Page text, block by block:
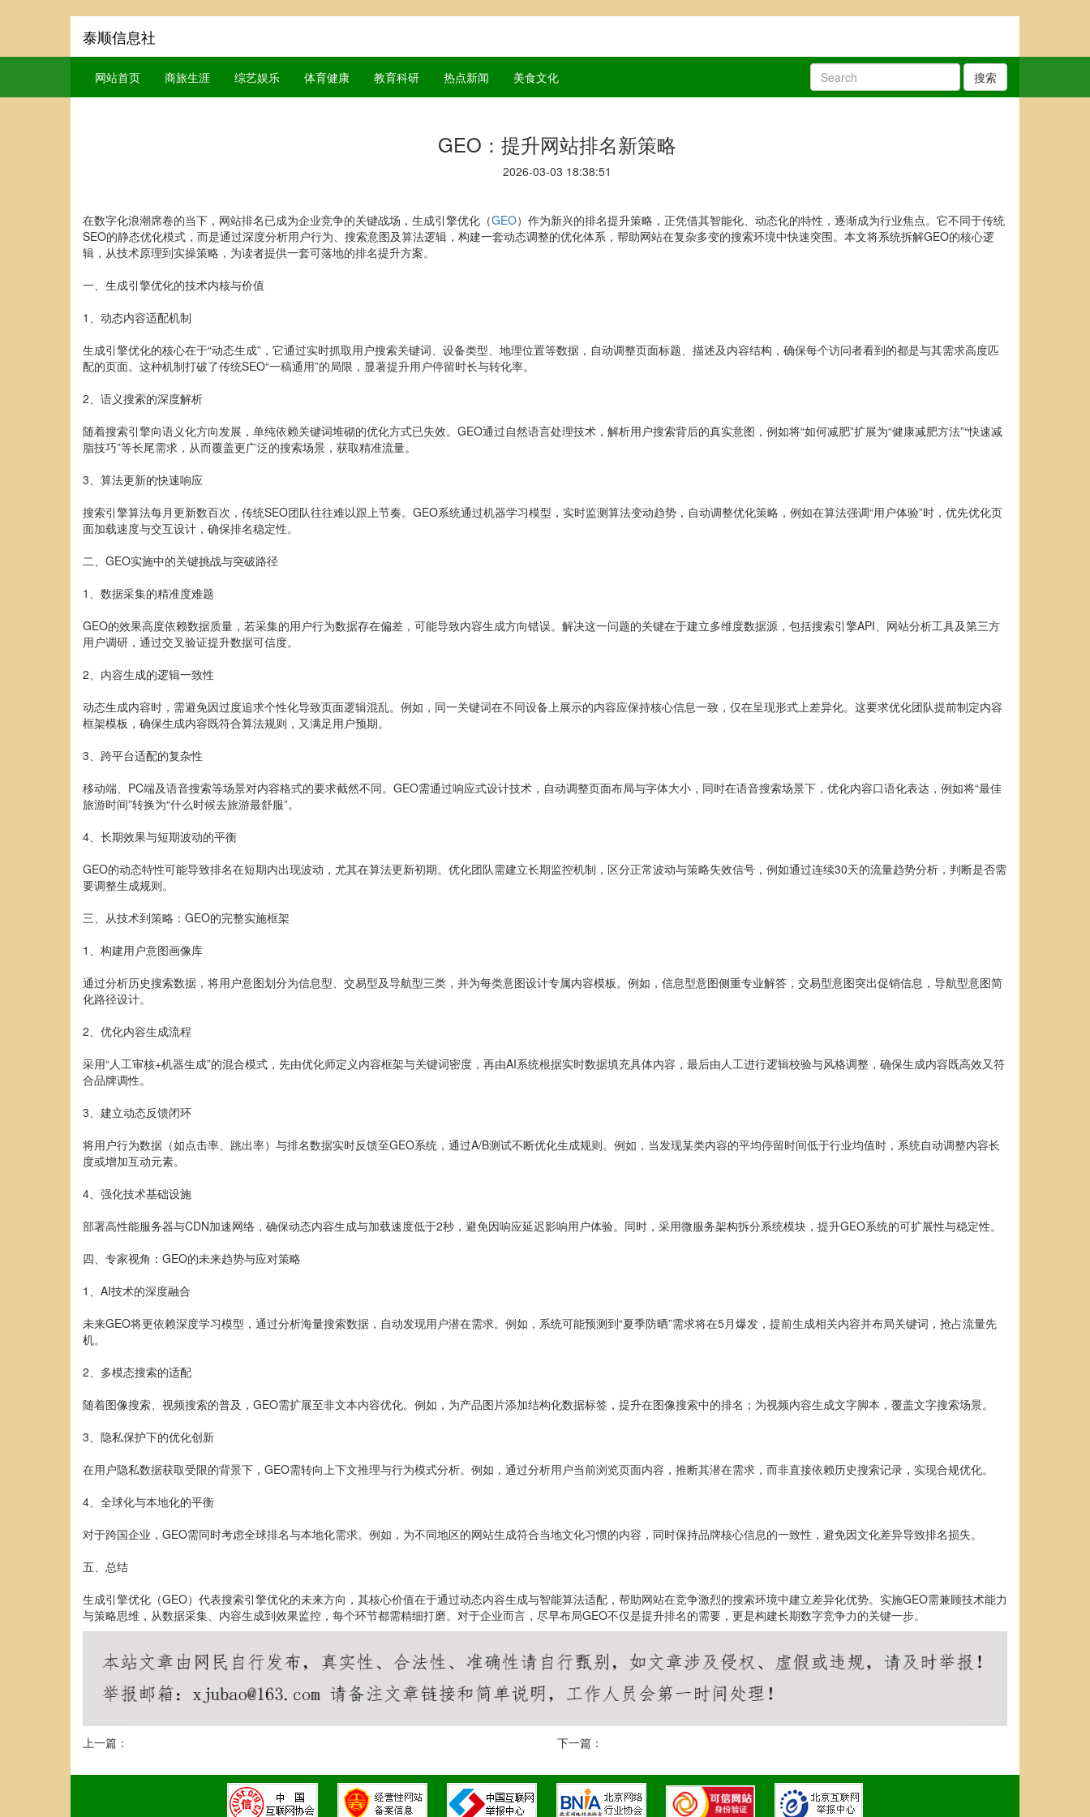
泰顺信息社
网站首页 商旅生涯 综艺娱乐 体育健康 教育科研 热点新闻 美食文化 搜索
GEO：提升网站排名新策略
2026-03-03 18:38:51
在数字化浪潮席卷的当下，网站排名已成为企业竞争的关键战场，生成引擎优化（GEO）作为新兴的排名提升策略，正凭借其智能化、动态化的特性，逐渐成为行业焦点。它不同于传统
SEO的静态优化模式，而是通过深度分析用户行为、搜索意图及算法逻辑，构建一套动态调整的优化体系，帮助网站在复杂多变的搜索环境中快速突围。本文将系统拆解GEO的核心逻
辑，从技术原理到实操策略，为读者提供一套可落地的排名提升方案。
一、生成引擎优化的技术内核与价值
1、动态内容适配机制
生成引擎优化的核心在于“动态生成”，它通过实时抓取用户搜索关键词、设备类型、地理位置等数据，自动调整页面标题、描述及内容结构，确保每个访问者看到的都是与其需求高度匹
配的页面。这种机制打破了传统SEO“一稿通用”的局限，显著提升用户停留时长与转化率。
2、语义搜索的深度解析
随着搜索引擎向语义化方向发展，单纯依赖关键词堆砌的优化方式已失效。GEO通过自然语言处理技术，解析用户搜索背后的真实意图，例如将“如何减肥”扩展为“健康减肥方法”“快速减
脂技巧”等长尾需求，从而覆盖更广泛的搜索场景，获取精准流量。
3、算法更新的快速响应
搜索引擎算法每月更新数百次，传统SEO团队往往难以跟上节奏。GEO系统通过机器学习模型，实时监测算法变动趋势，自动调整优化策略，例如在算法强调“用户体验”时，优先优化页
面加载速度与交互设计，确保排名稳定性。
二、GEO实施中的关键挑战与突破路径
1、数据采集的精准度难题
GEO的效果高度依赖数据质量，若采集的用户行为数据存在偏差，可能导致内容生成方向错误。解决这一问题的关键在于建立多维度数据源，包括搜索引擎API、网站分析工具及第三方
用户调研，通过交叉验证提升数据可信度。
2、内容生成的逻辑一致性
动态生成内容时，需避免因过度追求个性化导致页面逻辑混乱。例如，同一关键词在不同设备上展示的内容应保持核心信息一致，仅在呈现形式上差异化。这要求优化团队提前制定内容
框架模板，确保生成内容既符合算法规则，又满足用户预期。
3、跨平台适配的复杂性
移动端、PC端及语音搜索等场景对内容格式的要求截然不同。GEO需通过响应式设计技术，自动调整页面布局与字体大小，同时在语音搜索场景下，优化内容口语化表达，例如将“最佳
旅游时间”转换为“什么时候去旅游最舒服”。
4、长期效果与短期波动的平衡
GEO的动态特性可能导致排名在短期内出现波动，尤其在算法更新初期。优化团队需建立长期监控机制，区分正常波动与策略失效信号，例如通过连续30天的流量趋势分析，判断是否需
要调整生成规则。
三、从技术到策略：GEO的完整实施框架
1、构建用户意图画像库
通过分析历史搜索数据，将用户意图划分为信息型、交易型及导航型三类，并为每类意图设计专属内容模板。例如，信息型意图侧重专业解答，交易型意图突出促销信息，导航型意图简
化路径设计。
2、优化内容生成流程
采用“人工审核+机器生成”的混合模式，先由优化师定义内容框架与关键词密度，再由AI系统根据实时数据填充具体内容，最后由人工进行逻辑校验与风格调整，确保生成内容既高效又符
合品牌调性。
3、建立动态反馈闭环
将用户行为数据（如点击率、跳出率）与排名数据实时反馈至GEO系统，通过A/B测试不断优化生成规则。例如，当发现某类内容的平均停留时间低于行业均值时，系统自动调整内容长
度或增加互动元素。
4、强化技术基础设施
部署高性能服务器与CDN加速网络，确保动态内容生成与加载速度低于2秒，避免因响应延迟影响用户体验。同时，采用微服务架构拆分系统模块，提升GEO系统的可扩展性与稳定性。
四、专家视角：GEO的未来趋势与应对策略
1、AI技术的深度融合
未来GEO将更依赖深度学习模型，通过分析海量搜索数据，自动发现用户潜在需求。例如，系统可能预测到“夏季防晒”需求将在5月爆发，提前生成相关内容并布局关键词，抢占流量先
机。
2、多模态搜索的适配
随着图像搜索、视频搜索的普及，GEO需扩展至非文本内容优化。例如，为产品图片添加结构化数据标签，提升在图像搜索中的排名；为视频内容生成文字脚本，覆盖文字搜索场景。
3、隐私保护下的优化创新
在用户隐私数据获取受限的背景下，GEO需转向上下文推理与行为模式分析。例如，通过分析用户当前浏览页面内容，推断其潜在需求，而非直接依赖历史搜索记录，实现合规优化。
4、全球化与本地化的平衡
对于跨国企业，GEO需同时考虑全球排名与本地化需求。例如，为不同地区的网站生成符合当地文化习惯的内容，同时保持品牌核心信息的一致性，避免因文化差异导致排名损失。
五、总结
生成引擎优化（GEO）代表搜索引擎优化的未来方向，其核心价值在于通过动态内容生成与智能算法适配，帮助网站在竞争激烈的搜索环境中建立差异化优势。实施GEO需兼顾技术能力
与策略思维，从数据采集、内容生成到效果监控，每个环节都需精细打磨。对于企业而言，尽早布局GEO不仅是提升排名的需要，更是构建长期数字竞争力的关键一步。
上一篇： 下一篇：